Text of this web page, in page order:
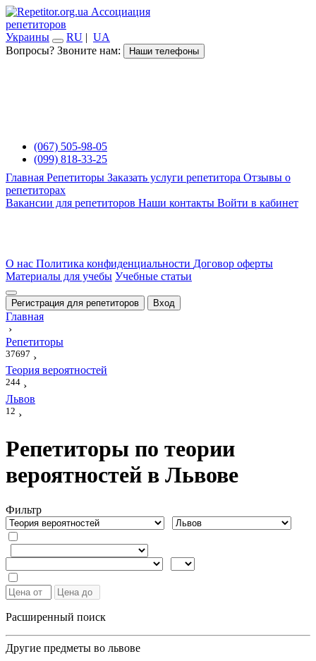
Ассоциация
репетиторов
Украины
RU | UA
Вопросы? Звоните нам:
Наши телефоны
(067) 505-98-05
(099) 818-33-25
Главная Репетиторы Заказать услуги репетитора Отзывы о
репетиторах
Вакансии для репетиторов Наши контакты Войти в кабинет
О нас Политика конфиденциальности Договор оферты
Материалы для учебы Учебные статьи
Регистрация для репетиторов Вход
Главная
›
Репетиторы
37697 ›
Теория вероятностей
244 ›
Львов
12 ›
Репетиторы по теории
вероятностей в Львове
Фильтр
Расширенный поиск
Другие предметы во львове